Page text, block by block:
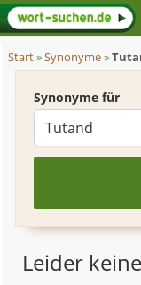
Start»Synonyme»
Synonyme für
Leider